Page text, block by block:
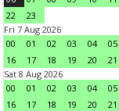
22
23
Fri 7 Aug 2026
00
01 02 03 04 05
16
17 18 19 20 21
Sat 8 Aug 2026
00
01 02 03 04 05
16
17 18 19 20 21